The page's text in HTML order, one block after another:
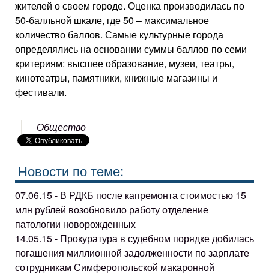
жителей о своем городе. Оценка производилась по
50-балльной шкале, где 50 – максимальное
количество баллов. Самые культурные города
определялись на основании суммы баллов по семи
критериям: высшее образование, музеи, театры,
кинотеатры, памятники, книжные магазины и
фестивали.
Общество
Новости по теме:
07.06.15 - В РДКБ после капремонта стоимостью 15
млн рублей возобновило работу отделение
патологии новорожденных
14.05.15 - Прокуратура в судебном порядке добилась
погашения миллионной задолженности по зарплате
сотрудникам Симферопольской макаронной